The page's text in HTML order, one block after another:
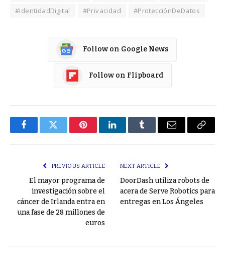
#IdentidadDigital
#Privacidad #ProtecciónDeDatos
Follow on Google News
Follow on Flipboard
FacebookTwitter PinterestLinkedInTumblr Email
Copy
PREVIOUS ARTICLE
El mayor programa de
investigación sobre el
cáncer de Irlanda entra en
una fase de 28 millones de
euros
NEXT ARTICLE
DoorDash utiliza robots de
acera de Serve Robotics para
entregas en Los Ángeles